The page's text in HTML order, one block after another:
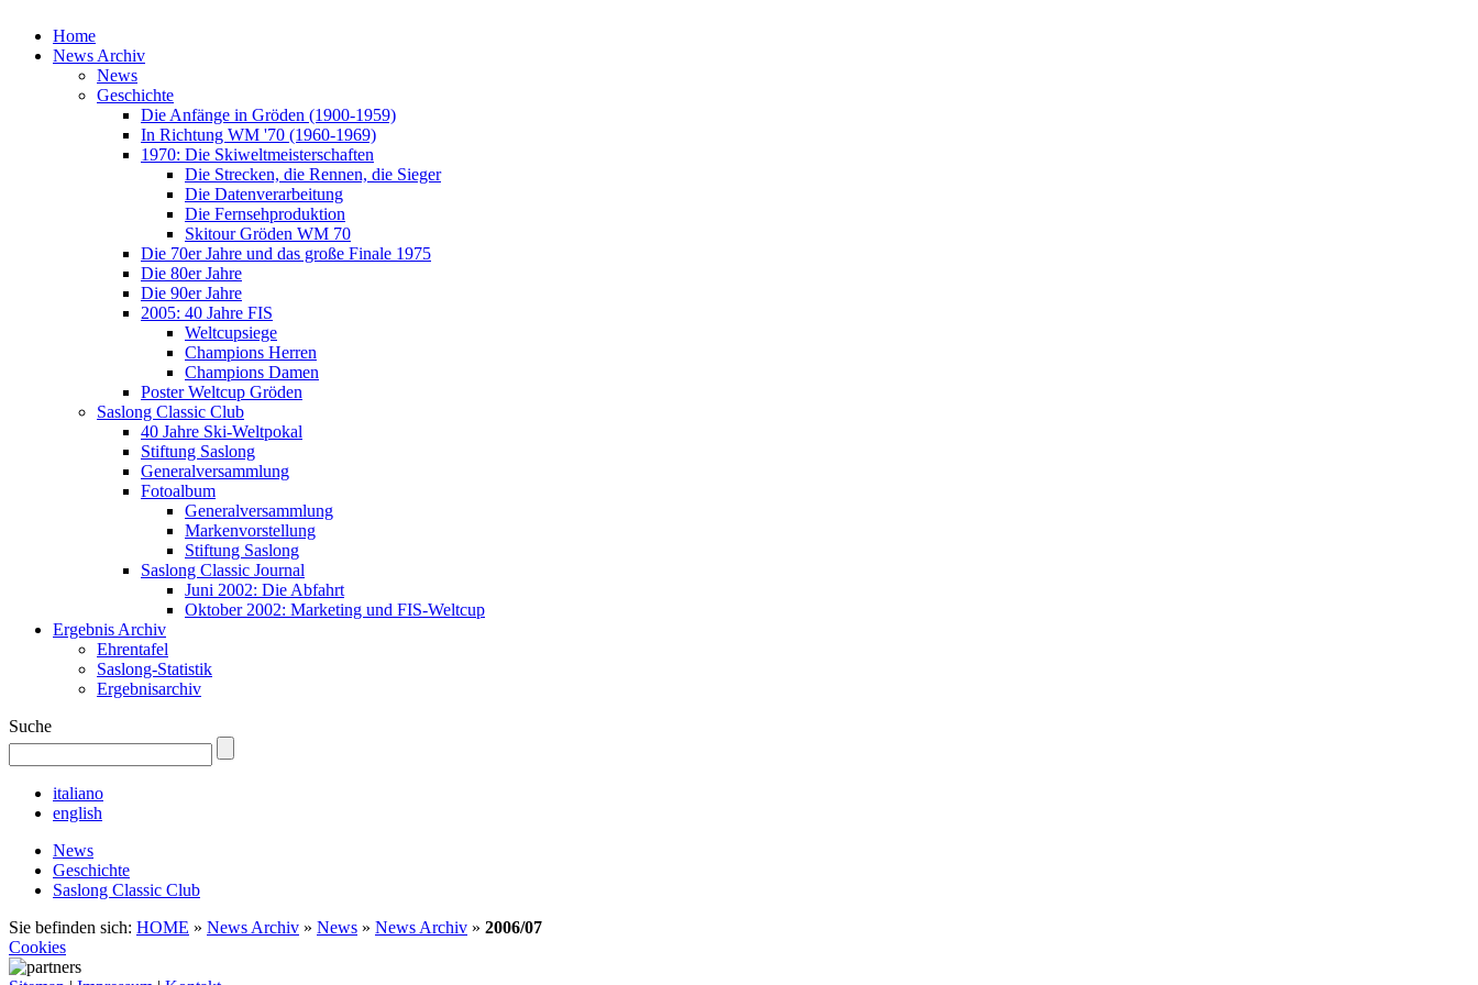
Home
News Archiv
News
Geschichte
Die Anfänge in Gröden (1900-1959)
In Richtung WM '70 (1960-1969)
1970: Die Skiweltmeisterschaften
Die Strecken, die Rennen, die Sieger
Die Datenverarbeitung
Die Fernsehproduktion
Skitour Gröden WM 70
Die 70er Jahre und das große Finale 1975
Die 80er Jahre
Die 90er Jahre
2005: 40 Jahre FIS
Weltcupsiege
Champions Herren
Champions Damen
Poster Weltcup Gröden
Saslong Classic Club
40 Jahre Ski-Weltpokal
Stiftung Saslong
Generalversammlung
Fotoalbum
Generalversammlung
Markenvorstellung
Stiftung Saslong
Saslong Classic Journal
Juni 2002: Die Abfahrt
Oktober 2002: Marketing und FIS-Weltcup
Ergebnis Archiv
Ehrentafel
Saslong-Statistik
Ergebnisarchiv
Suche
italiano
english
News
Geschichte
Saslong Classic Club
Sie befinden sich: HOME » News Archiv » News » News Archiv » 2006/07
Cookies